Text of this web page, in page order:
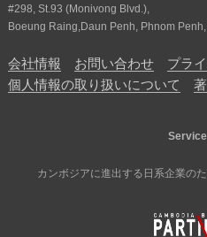
#298, St.93 (Monivong Blvd.),
Boeung Raing,Daun Penh, Phnom
会社情報 お問い合わせ
プラ
個人情報の取り扱いについて
カンボジアに進出する日系企業の